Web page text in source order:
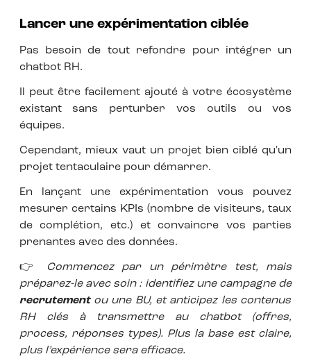
Lancer une expérimentation ciblée
Pas besoin de tout refondre pour intégrer un
chatbot RH.
Il peut être facilement ajouté à votre écosystème
existant sans perturber vos outils ou vos
équipes.
Cependant, mieux vaut un projet bien ciblé qu'un
projet tentaculaire pour démarrer.
En lançant une expérimentation vous pouvez
mesurer certains KPIs (nombre de visiteurs, taux
de complétion, etc.) et convaincre vos parties
prenantes avec des données.
👉
Commencez par un périmètre test, mais
préparez-le avec soin : identifiez une campagne de
recrutementou une BU, et anticipez les contenus
RH clés à transmettre au chatbot (offres,
process, réponses types). Plus la base est claire,
plus l’expérience sera efficace.